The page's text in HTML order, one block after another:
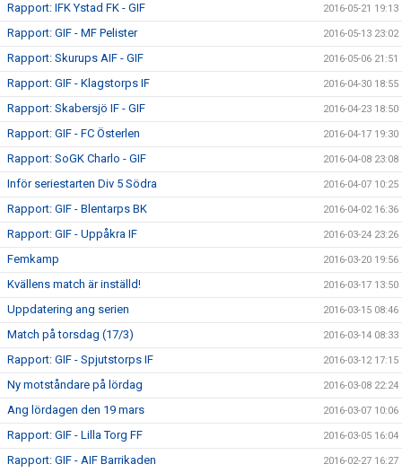
Rapport: IFK Ystad FK - GIF 2016-05-21 19:13
Rapport: GIF - MF Pelister 2016-05-13 23:02
Rapport: Skurups AIF - GIF 2016-05-06 21:51
Rapport: GIF - Klagstorps IF 2016-04-30 18:55
Rapport: Skabersjö IF - GIF 2016-04-23 18:50
Rapport: GIF - FC Österlen 2016-04-17 19:30
Rapport: SoGK Charlo - GIF 2016-04-08 23:08
Inför seriestarten Div 5 Södra 2016-04-07 10:25
Rapport: GIF - Blentarps BK 2016-04-02 16:36
Rapport: GIF - Uppåkra IF 2016-03-24 23:26
Femkamp 2016-03-20 19:56
Kvällens match är inställd! 2016-03-17 13:50
Uppdatering ang serien 2016-03-15 08:46
Match på torsdag (17/3) 2016-03-14 08:33
Rapport: GIF - Spjutstorps IF 2016-03-12 17:15
Ny motståndare på lördag 2016-03-08 22:24
Ang lördagen den 19 mars 2016-03-07 10:06
Rapport: GIF - Lilla Torg FF 2016-03-05 16:04
Rapport: GIF - AIF Barrikaden 2016-02-27 16:27